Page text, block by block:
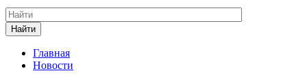
Найти
Главная
Новости